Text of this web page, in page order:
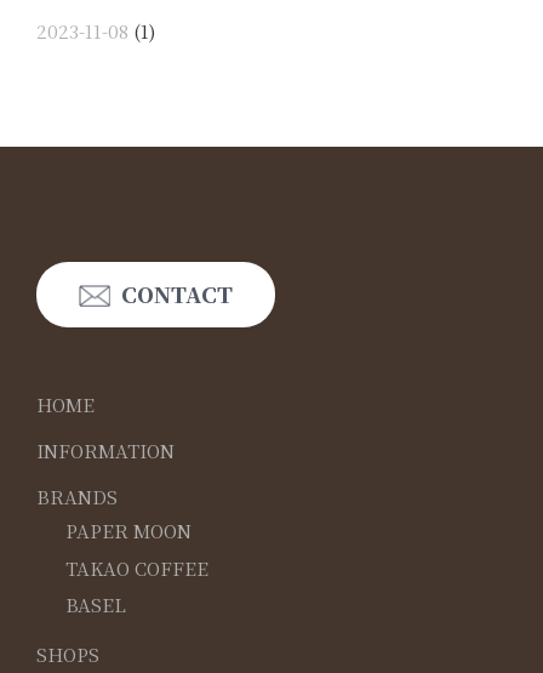
2023-11-08 (1)
CONTACT
HOME
INFORMATION
BRANDS
PAPER MOON
TAKAO COFFEE
BASEL
SHOPS